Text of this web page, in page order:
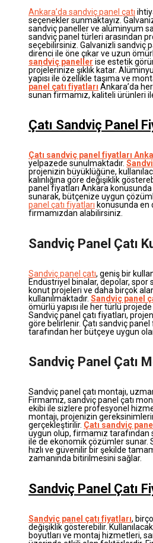
Ankara’da sandviç panel çatı
seçenekler sunmaktayız.
sandviç paneller ve alüminyum
sandviç panel türleri arasından
seçebilirsiniz. Galvanizli sandviç
direnci ile öne çıkar ve uzun
sandviç paneller ise estetik
projelerinize şıklık katar.
yapısı ile özellikle taşıma ve
panel çatı fiyatları Ankara’da
sunan firmamız, kaliteli ürünleri
Çatı Sandviç Panel
Çatı sandviç panel fiyatları
yelpazede sunulmaktadır.
projenizin büyüklüğüne,
kalınlığına göre değişiklik
panel fiyatları Ankara
sunarak, bütçenize uygun
panel çatı fiyatları konusunda en
firmamızdan alabilirsiniz.
Sandviç Panel Çatı
Sandviç panel çatı, geniş bir
Endüstriyel binalar, depolar, spor
konut projeleri ve daha birçok
kullanılmaktadır. Sandviç panel
ömürlü yapısı ile her türlü
Sandviç panel çatı fiyatları,
göre belirlenir. Çatı sandviç
tarafından her bütçeye uygun
Sandviç Panel Çatı
Sandviç panel çatı montajı,
Firmamız, sandviç panel çatı
ekibi ile sizlere profesyonel
montajı, projenizin
gerçekleştirilir. Çatı sandviç
uygun olup, firmamız
ile de ekonomik çözümler sunar.
hızlı ve güvenilir bir şekilde
zamanında bitirilmesini sağlar.
Sandviç Panel Çatı
Sandviç panel çatı fiyatları,
değişiklik gösterebilir. Kullanılacak
boyutları ve montaj hizmetleri,